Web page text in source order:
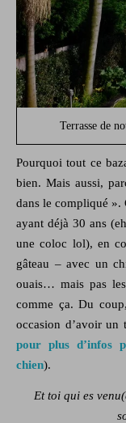
Terrasse de
Pourquoi tout ce
bien. Mais aussi,
dans le compliqué ».
ayant déjà 30 ans
une coloc lol), en
gâteau – avec un
ouais… mais pas
comme ça. Du
occasion d’avoir un
pour plus d’infos
chien).
Et toi qui es